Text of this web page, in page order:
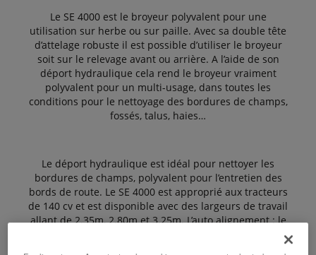
Le SE 4000 est le broyeur polyvalent pour une
utilisation sur herbe ou sur paille. Avec sa double tête
d’attelage robuste il est possible d’utiliser le broyeur
soit sur le relevage avant ou arrière. A l’aide de son
déport hydraulique cela rend le broyeur vraiment
polyvalent pour un multi-usage, dans toutes les
conditions pour le nettoyage des bordures de champs,
fossés, talus, haies…
Le déport hydraulique est idéal pour nettoyer les
bordures de champs, polyvalent pour l’entretien des
bords de route. Le SE 4000 est approprié aux tracteurs
de 140 cv et est disponible avec des largeurs de travail
allant de 2.35m, 2.80m et 3.25m. L’auto alignement : le